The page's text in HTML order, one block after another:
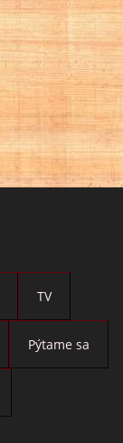
TV
Pýtame sa